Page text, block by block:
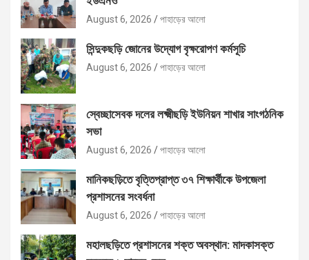
August 6, 2026 পাহাড়ের আলো
সিন্দুকছড়ি জোনের উদ্যোগ বৃক্ষরোপণ কর্মসূচি
August 6, 2026 পাহাড়ের আলো
স্বেচ্ছাসেবক দলের লক্ষ্মীছড়ি ইউনিয়ন শাখার সাংগঠনিক
সভা
August 6, 2026 পাহাড়ের আলো
মানিকছড়িতে বৃত্তিপ্রাপ্ত ৩৭ শিক্ষার্থীকে উপজেলা
প্রশাসনের সংবর্ধনা
August 6, 2026 পাহাড়ের আলো
মহালছড়িতে প্রশাসনের শক্ত অবস্থান: মাদকাসক্ত